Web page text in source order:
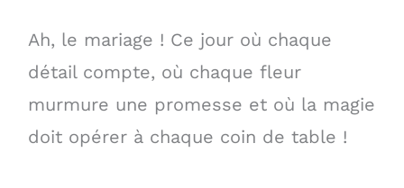
Ah, le mariage ! Ce jour où chaque
détail compte, où chaque fleur
murmure une promesse et où la magie
doit opérer à chaque coin de table !